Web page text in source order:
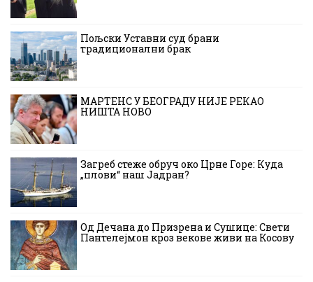
Пољски Уставни суд брани
традиционални брак
МАРТЕНС У БЕОГРАДУ НИЈЕ РЕКАО
НИШТА НОВО
Загреб стеже обруч око Црне Горе: Куда
„плови“ наш Јадран?
Од Дечана до Призрена и Сушице: Свети
Пантелејмон кроз векове живи на Косову